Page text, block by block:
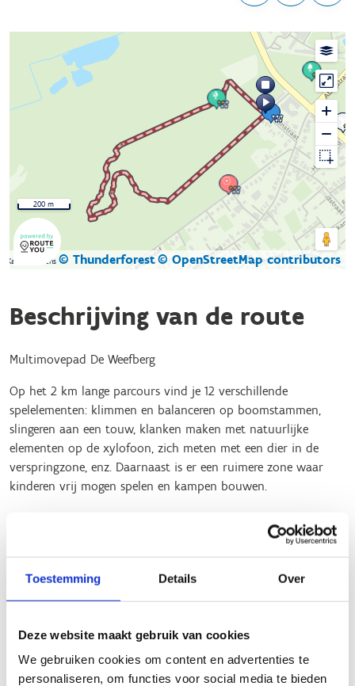
Toestemming Details Over
Deze website maakt gebruik van cookies
We gebruiken cookies om content en advertenties te
personaliseren, om functies voor social media te bieden
Kaartgegevens © Thunderforest© OpenStreetMap contributors
200 m
Beschrijving van de route
Multimovepad De Weefberg
Op het 2 km lange parcours vind je 12 verschillende
spelelementen: klimmen en balanceren op boomstammen,
slingeren aan een touw, klanken maken met natuurlijke
elementen op de xylofoon, zich meten met een dier in de
verspringzone, enz. Daarnaast is er een ruimere zone waar
kinderen vrij mogen spelen en kampen bouwen.
drie avontuurlijke ‘Kinderen Baas’ wandelingen binnen het
‘Landschapspark de Merode’. Ze liggen bovendien vlakbij het
wandelknooppunt 100 , het populairste wandelknooppunt
jong en oud!
Praktisch;